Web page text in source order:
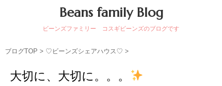
Beans family Blog
ビーンズファミリー コスギビーンズのブログです
ブログTOP > ♡ビーンズシェアハウス♡ >
大切に、大切に。。。